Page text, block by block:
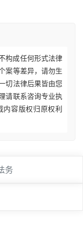
构成任何形式法律
案等差异，请勿生
切法律后果皆由您
请联系咨询专业执
内容版权归原权利
务